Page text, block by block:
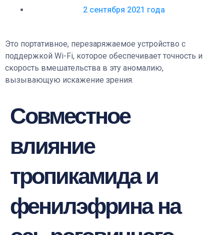
2 сентября 2021 года
Это портативное, перезаряжаемое устройство с
поддержкой Wi-Fi, которое обеспечивает точность и
скорость вмешательства в эту аномалию,
вызывающую искажение зрения.
Совместное
влияние
тропикамида и
фенилэфрина на